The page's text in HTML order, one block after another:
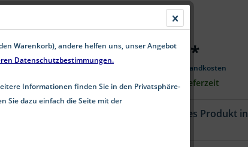
ab 0,14 € *
zzgl. Versandkosten
2-5 Werktage Lieferzeit
Aktuell ist dieses Produkt in
Warenkorb), andere helfen uns, unser Angebot
Datenschutzbestimmungen.
Informationen finden Sie in den Privatsphäre-
Sie dazu einfach die Seite mit der